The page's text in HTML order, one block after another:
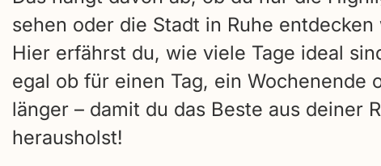
sehen oder die Stadt in Ruhe entdecken
Hier erfährst du, wie viele Tage ideal
egal ob für einen Tag, ein Wochenende
länger – damit du das Beste aus deiner
herausholst!